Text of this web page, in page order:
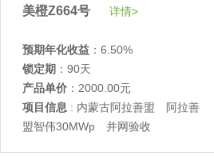
美橙Z664号 详情>
预期年化收益 ：6.50%
锁定期 ：90天
产品单价 ：2000.00元
项目信息 : 内蒙古阿拉善盟 阿拉善
盟智伟30MWp 并网验收